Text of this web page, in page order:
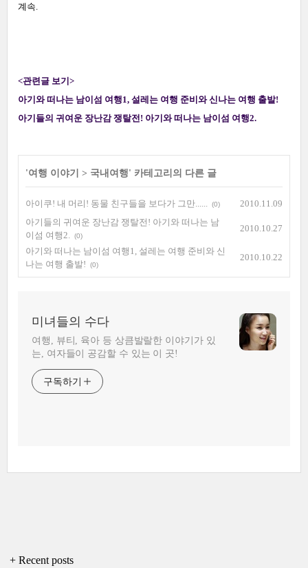
계속.
<관련글 보기>
아기와 떠나는 남이섬 여행1, 설레는 여행 준비와 신나는 여행 출발!
아기들의 귀여운 장난감 쟁탈전! 아기와 떠나는 남이섬 여행2.
'여행 이야기 > 국내여행' 카테고리의 다른 글
아이쿠! 내 머리! 동물 친구들을 보다가 그만...... (0)
2010.11.09
아기들의 귀여운 장난감 쟁탈전! 아기와 떠나는 남
이섬 여행2.
(0)
2010.10.27
아기와 떠나는 남이섬 여행1, 설레는 여행 준비와 신
나는 여행 출발!
(0)
2010.10.22
미녀들의 수다
여행, 뷰티, 육아 등 상큼발랄한 이야기가 있
는, 여자들이 공감할 수 있는 이 곳!
구독하기
+ Recent posts